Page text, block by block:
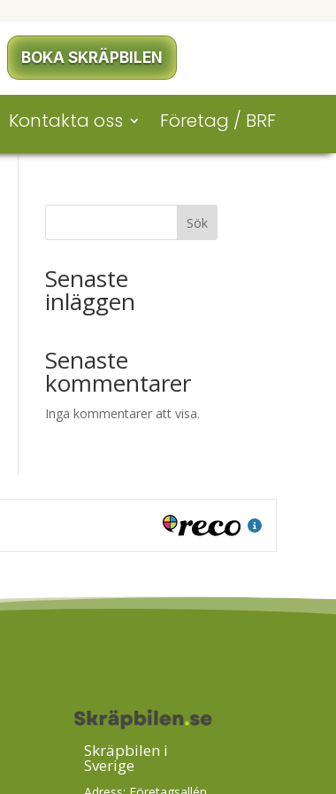
BOKA SKRÄPBILEN
Kontakta oss Företag / BRF
Sök
Senaste
inläggen
Senaste
kommentarer
Inga kommentarer att visa.
Skräpbilen i
Sverige